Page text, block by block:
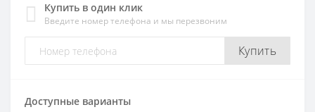
Купить в один клик
Введите номер телефона и мы перезвоним
Купить
Доступные варианты